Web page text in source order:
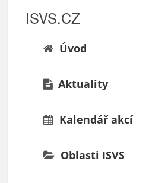
ISVS.CZ
Úvod
Aktuality
Kalendář akcí
Oblasti ISVS